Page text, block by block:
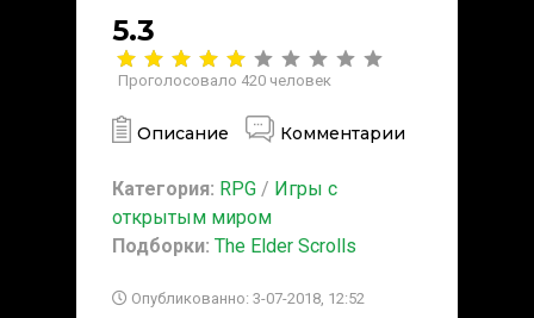
5.3
Проголосовало 420 человек
Описание Комментарии
Категория: RPG / Игры с
открытым миром
Подборки: The Elder Scrolls
Опубликованно: 3-07-2018, 12:52